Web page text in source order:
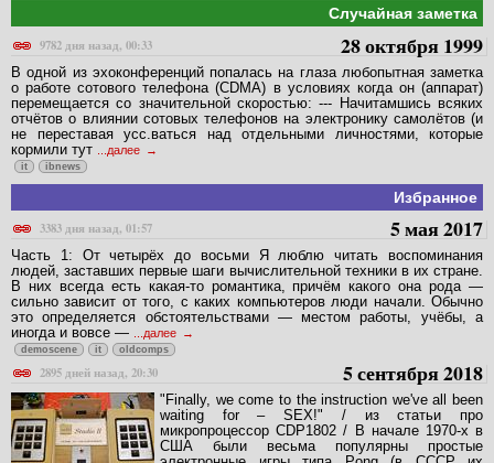
Случайная заметка
9782 дня назад, 00:33
28 октября 1999
В одной из эхоконференций попалась на глаза любопытная заметка
о работе сотового телефона (CDMA) в условиях когда он (аппарат)
перемещается со значительной скоростью: --- Hачитамшись всяких
отчётов о влиянии сотовых телефонов на электронику самолётов (и
не переставая усс.ваться над отдельными личностями, которые
кормили тут
...далее
it ibnews
Избранное
3383 дня назад, 01:57
5 мая 2017
Часть 1: От четырёх до восьми Я люблю читать воспоминания
людей, заставших первые шаги вычислительной техники в их стране.
В них всегда есть какая-то романтика, причём какого она рода —
сильно зависит от того, с каких компьютеров люди начали. Обычно
это определяется обстоятельствами — местом работы, учёбы, а
иногда и вовсе —
...далее
demoscene it oldcomps
2895 дней назад, 20:30 5 сентября 2018
"Finally, we come to the instruction we've all been
waiting for – SEX!" / из статьи про
микропроцессор CDP1802 / В начале 1970-х в
США были весьма популярны простые